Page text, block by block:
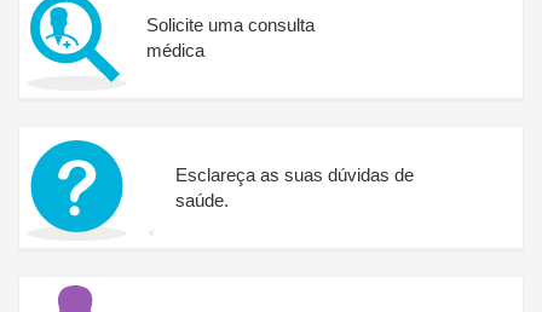
Solicite uma consulta
médica
Esclareça as suas dúvidas de
saúde.